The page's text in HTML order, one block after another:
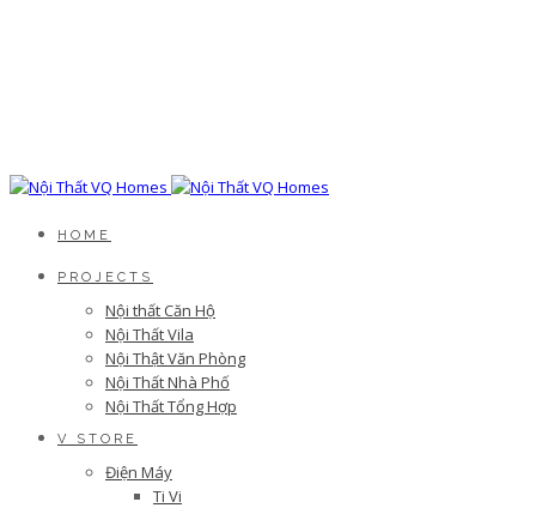
HOME
PROJECTS
Nội thất Căn Hộ
Nội Thất Vila
Nội Thật Văn Phòng
Nội Thất Nhà Phố
Nội Thất Tổng Hợp
V STORE
Điện Máy
Ti Vi